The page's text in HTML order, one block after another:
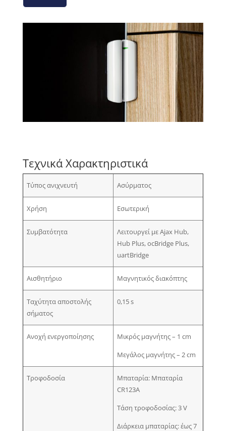
Τεχνικά Χαρακτηριστικά
Τύπος ανιχνευτή Ασύρματος
Χρήση Εσωτερική
Συμβατότητα
Λειτουργεί με Ajax Hub,
Hub Plus, ocBridge Plus,
uartBridge
Αισθητήριο Μαγνητικός διακόπτης
Ταχύτητα αποστολής
σήματος
0,15 s
Ανοχή ενεργοποίησης
Μικρός μαγνήτης – 1 cm
Μεγάλος μαγνήτης – 2 cm
Τροφοδοσία
Μπαταρία: Μπαταρία
CR123A
Τάση τροφοδοσίας: 3 V
Διάρκεια μπαταρίας: έως 7